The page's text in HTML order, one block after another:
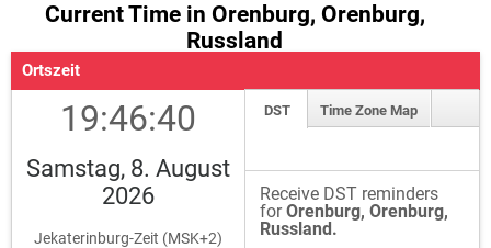
Current Time in Orenburg, Orenburg,
Russland
Ortszeit
19:46:40
Samstag, 8. August
2026
Jekaterinburg-Zeit (MSK+2)
DST Time Zone Map
Receive DST reminders
forOrenburg, Orenburg,
Russland.